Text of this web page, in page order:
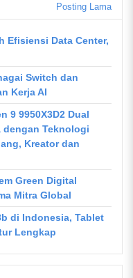
Posting Lama
Efisiensi Data Center,
Switch dan
Kerja AI
9 9950X3D2 Dual
dengan Teknologi
Kreator dan
Green Digital
Mitra Global
di Indonesia, Tablet
Lengkap